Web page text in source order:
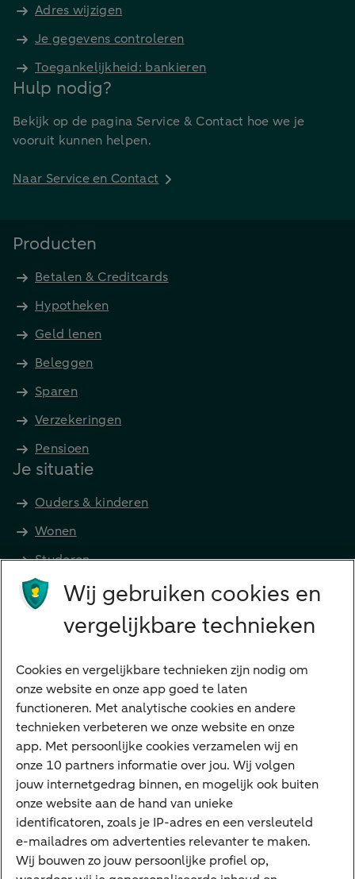
Adres wijzigen
Je gegevens controleren
Toegankelijkheid: bankieren
Hulp nodig?
Bekijk op de pagina Service & Contact hoe we je
vooruit kunnen helpen.
Naar Service en Contact
Producten
Betalen & Creditcards
Hypotheken
Geld lenen
Beleggen
Sparen
Verzekeringen
Pensioen
Je situatie
Ouders & kinderen
Wonen
Studeren
Preferred Banking
Digitale diensten
Internet Bankieren
ABN AMRO app
Tikkie
Apple Pay
Google Pay
Veilig bankieren
Meest gezocht
Wij gebruiken cookies en
vergelijkbare technieken
Cookies en vergelijkbare technieken zijn nodig om
onze website en onze app goed te laten
functioneren. Met analytische cookies en andere
technieken verbeteren we onze website en onze
app. Met persoonlijke cookies verzamelen wij en
onze 10 partners informatie over jou. Wij volgen
jouw internetgedrag binnen, en mogelijk ook buiten
onze website aan de hand van unieke
identificatoren, zoals je IP-adres en een versleuteld
e-mailadres om advertenties relevanter te maken.
Wij bouwen zo jouw persoonlijke profiel op,